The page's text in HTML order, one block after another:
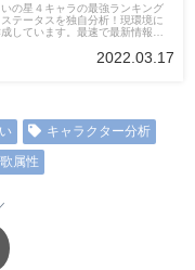
の星４キャラの最強ランキング
テータスを独自分析！現環境に
しています。最速で最新情報へ
2022.03.17
キャラクター分析
歌属性